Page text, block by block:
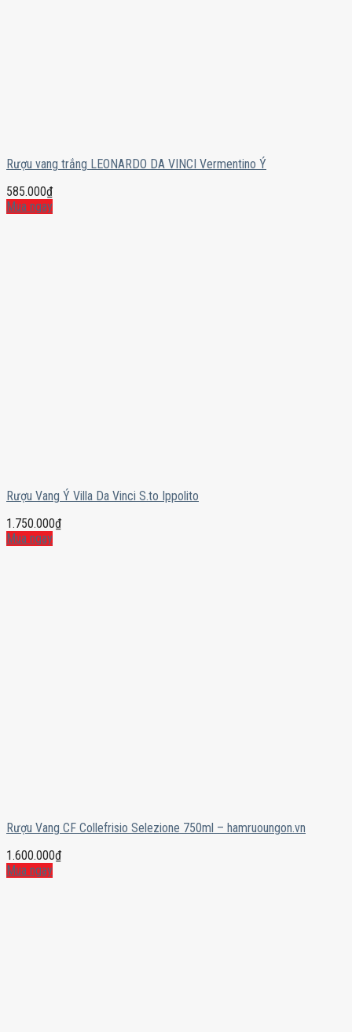
Rượu vang trắng LEONARDO DA VINCI Vermentino Ý
585.000₫
Mua ngay
Rượu Vang Ý Villa Da Vinci S.to Ippolito
1.750.000₫
Mua ngay
Rượu Vang CF Collefrisio Selezione 750ml – hamruoungon.vn
1.600.000₫
Mua ngay